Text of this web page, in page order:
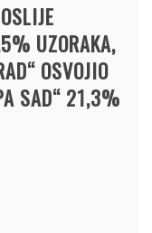
UZORAKA,
OSVOJIO
SAD“ 21,3%